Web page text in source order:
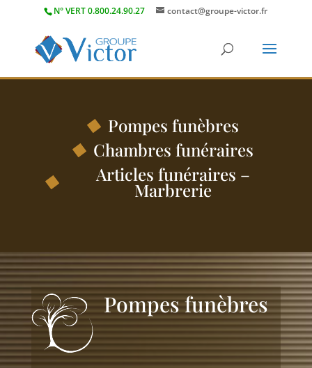
N° VERT 0.800.24.90.27 contact@groupe-victor.fr
Pompes funèbres
Chambres funéraires
Articles funéraires –
Marbrerie
Pompes funèbres